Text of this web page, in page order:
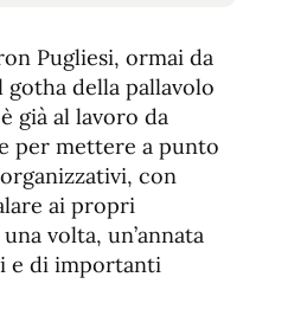
de
fuente
de
fuente.
Pugliesi, ormai da
gotha della pallavolo
già al lavoro da
per mettere a punto
con
ai propri
volta, un’annata
e di importanti